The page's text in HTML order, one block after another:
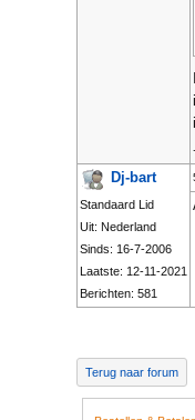
Dj-bart
Standaard Lid
Uit: Nederland
Sinds: 16-7-2006
Laatste: 12-11-2021
Berichten: 581
Terug naar forum